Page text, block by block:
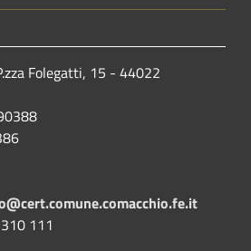
Folegatti, 15 - 44022
111